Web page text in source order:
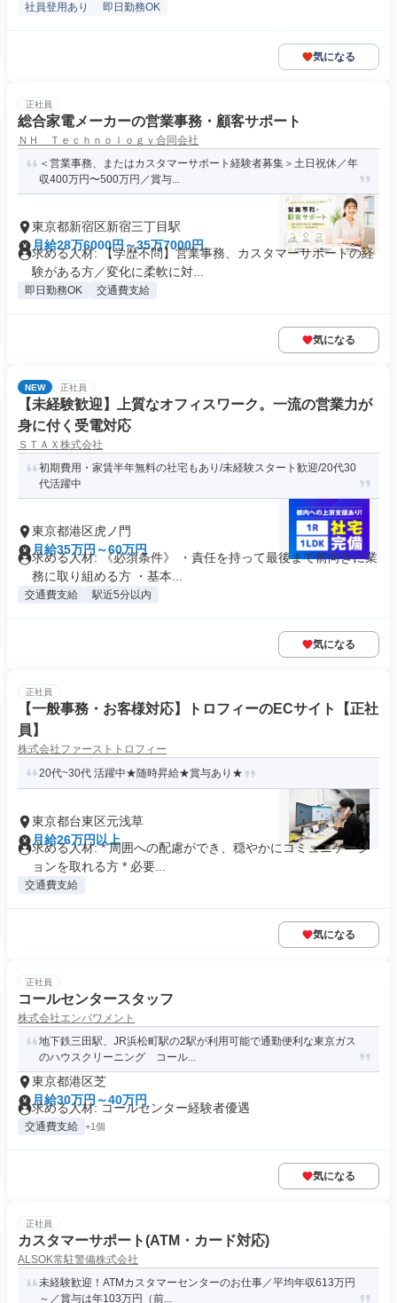
社員登用あり 即日勤務OK
気になる
正社員
総合家電メーカーの営業事務・顧客サポート
ＮＨ Ｔｅｃｈｎｏｌｏｇｙ合同会社
＜営業事務、またはカスタマーサポート経験者募集＞土日祝休／年
収400万円〜500万円／賞与...
東京都新宿区新宿三丁目駅
月給28万6000円～35万7000円
求める人材: 【学歴不問】営業事務、カスタマーサポートの経
験がある方／変化に柔軟に対...
即日勤務OK 交通費支給
気になる
NEW 正社員
【未経験歓迎】上質なオフィスワーク。一流の営業力が
身に付く受電対応
ＳＴＡＸ株式会社
初期費用・家賃半年無料の社宅もあり/未経験スタート歓迎/20代30
代活躍中
東京都港区虎ノ門
月給35万円～60万円
求める人材: 《必須条件》 ・責任を持って最後まで前向きに業
務に取り組める方 ・基本...
交通費支給 駅近5分以内
気になる
正社員
【一般事務・お客様対応】トロフィーのECサイト【正社
員】
株式会社ファーストトロフィー
20代~30代 活躍中★随時昇給★賞与あり★
東京都台東区元浅草
月給26万円以上
求める人材: * 周囲への配慮ができ、穏やかにコミュニケーシ
ョンを取れる方 * 必要...
交通費支給
気になる
正社員
コールセンタースタッフ
株式会社エンパワメント
地下鉄三田駅、JR浜松町駅の2駅が利用可能で通勤便利な東京ガス
のハウスクリーニング コール...
東京都港区芝
月給30万円～40万円
求める人材: コールセンター経験者優遇
交通費支給 +1個
気になる
正社員
カスタマーサポート(ATM・カード対応)
ALSOK常駐警備株式会社
未経験歓迎！ATMカスタマーセンターのお仕事／平均年収613万円
～／賞与は年103万円（前...